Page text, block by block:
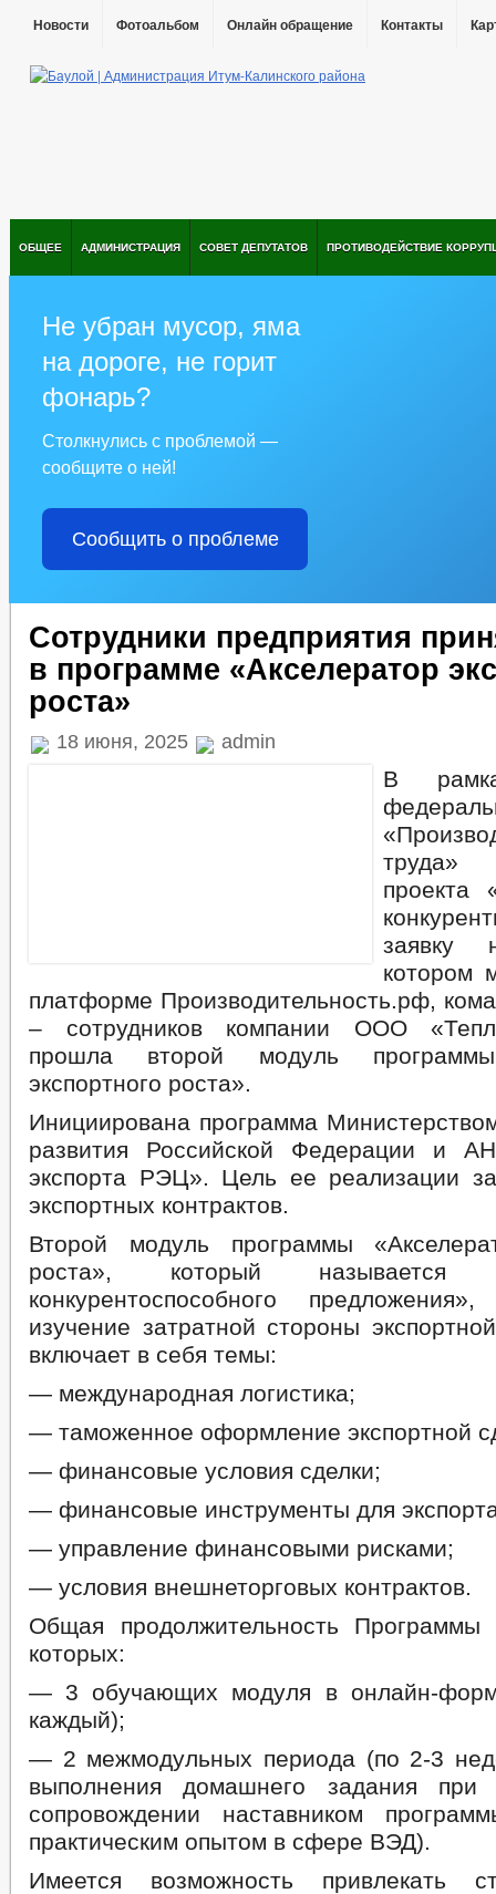
Новости Фотоальбом Онлайн обращение Контакты
ОБЩЕЕ АДМИНИСТРАЦИЯ СОВЕТ ДЕПУТАТОВ ПРОТИВОДЕЙСТВИЕ
Не убран мусор, яма
на дороге, не горит
фонарь?
Столкнулись с проблемой —
сообщите о ней!
Сообщить о проблеме
Сотрудники предприятия
в программе «Акселератор
роста»
18 июня, 2025 admin
В
труда»
проекта
заявку
котором
платформе Производительность.рф,
– сотрудников компании ООО
прошла второй модуль программы
экспортного роста».
Инициирована программа
развития Российской Федерации и
экспорта РЭЦ». Цель ее реализации
экспортных контрактов.
Второй модуль программы
роста», который называется
конкурентоспособного
изучение затратной стороны
включает в себя темы:
— международная логистика;
— таможенное оформление экспортной
— финансовые условия сделки;
— финансовые инструменты для
— управление финансовыми рисками;
— условия внешнеторговых контрактов.
Общая продолжительность
которых:
— 3 обучающих модуля в онлайн-
каждый);
— 2 межмодульных периода (по 2-3
выполнения домашнего задания при
сопровождении наставником
практическим опытом в сфере ВЭД).
Имеется возможность привлекать